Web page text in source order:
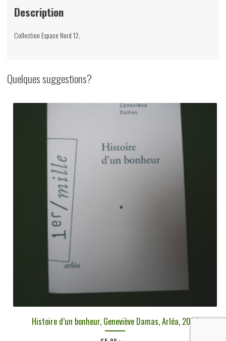
Description
Collection Espace Nord 12.
Quelques suggestions?
Histoire d’un bonheur, Geneviève Damas, Arléa, 2014